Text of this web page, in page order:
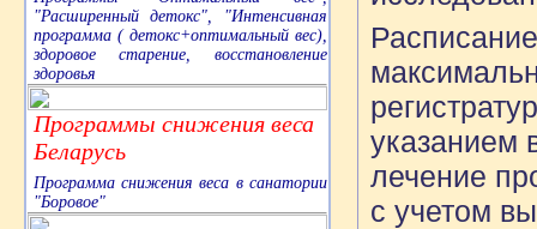
"Расширенный детокс", "Интенсивная
программа ( детокс+оптимальный вес),
здоровое старение, восстановление
здоровья
Программы снижения веса
Беларусь
Программа снижения веса в санатории
"Боровое"
указанием
лечение
с учетом